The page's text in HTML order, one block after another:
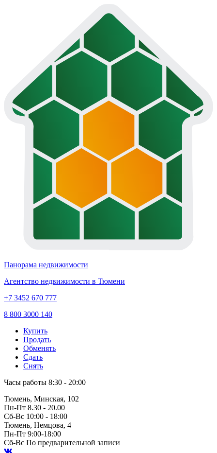
Панорама недвижимости
Агентство недвижимости в Тюмени
+7 3452 670 777
8 800 3000 140
Купить
Продать
Обменять
Сдать
Снять
Часы работы 8:30 - 20:00
Тюмень, Минская, 102
Пн-Пт 8.30 - 20.00
Сб-Вс 10:00 - 18:00
Тюмень, Немцова, 4
Пн-Пт 9:00-18:00
Сб-Вс По предварительной записи